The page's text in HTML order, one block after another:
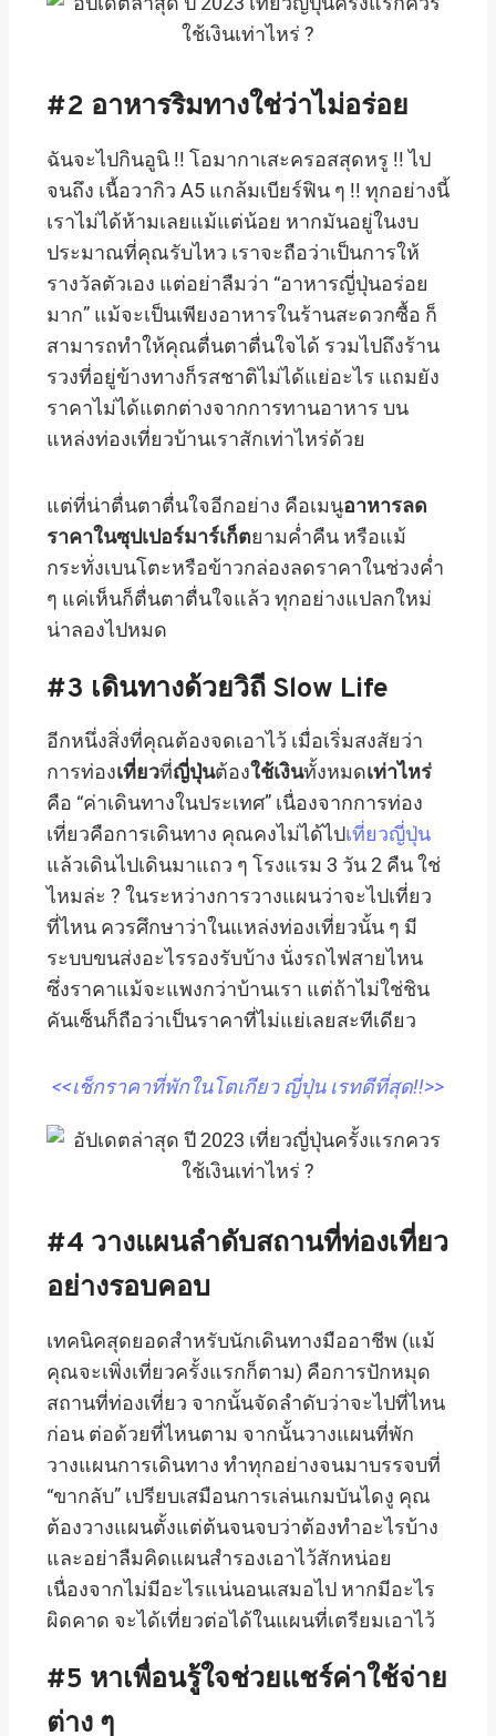
#2 อาหารริมทางใช่ว่าไม่อร่อย
ฉันจะไปกินอูนิ !! โอมากาเสะครอสสุดหรู !! ไป
จนถึง เนื้อวากิว A5 แกล้มเบียร์ฟิน ๆ !! ทุกอย่างนี้
เราไม่ได้ห้ามเลยแม้แต่น้อย หากมันอยู่ในงบ
ประมาณที่คุณรับไหว เราจะถือว่าเป็นการให้
รางวัลตัวเอง แต่อย่าลืมว่า “อาหารญี่ปุ่นอร่อย
มาก” แม้จะเป็นเพียงอาหารในร้านสะดวกซื้อ ก็
สามารถทำให้คุณตื่นตาตื่นใจได้ รวมไปถึงร้าน
รวงที่อยู่ข้างทางก็รสชาติไม่ได้แย่อะไร แถมยัง
ราคาไม่ได้แตกต่างจากการทานอาหาร บน
แหล่งท่องเที่ยวบ้านเราสักเท่าไหร่ด้วย
แต่ที่น่าตื่นตาตื่นใจอีกอย่าง คือเมนูอาหารลด
ราคาในซุปเปอร์มาร์เก็ตยามค่ำคืน หรือแม้
กระทั่งเบนโตะหรือข้าวกล่องลดราคาในช่วงค่ำ
ๆ แค่เห็นก็ตื่นตาตื่นใจแล้ว ทุกอย่างแปลกใหม่
น่าลองไปหมด
#3 เดินทางด้วยวิถี Slow Life
อีกหนึ่งสิ่งที่คุณต้องจดเอาไว้ เมื่อเริ่มสงสัยว่า
การท่องเที่ยวที่ญี่ปุ่นต้องใช้เงินทั้งหมดเท่าไหร่
คือ “ค่าเดินทางในประเทศ” เนื่องจากการท่อง
เที่ยวคือการเดินทาง คุณคงไม่ได้ไปเที่ยวญี่ปุ่น
แล้วเดินไปเดินมาแถว ๆ โรงแรม 3 วัน 2 คืน ใช่
ไหมล่ะ ? ในระหว่างการวางแผนว่าจะไปเที่ยว
ที่ไหน ควรศึกษาว่าในแหล่งท่องเที่ยวนั้น ๆ มี
ระบบขนส่งอะไรรองรับบ้าง นั่งรถไฟสายไหน
ซึ่งราคาแม้จะแพงกว่าบ้านเรา แต่ถ้าไม่ใช่ชิน
คันเซ็นก็ถือว่าเป็นราคาที่ไม่แย่เลยสะทีเดียว
<<เช็กราคาที่พักในโตเกียว ญี่ปุ่น เรทดีที่สุด!!>>
#4 วางแผนลำดับสถานที่ท่องเที่ยว
อย่างรอบคอบ
เทคนิคสุดยอดสำหรับนักเดินทางมืออาชีพ (แม้
คุณจะเพิ่งเที่ยวครั้งแรกก็ตาม) คือการปักหมุด
สถานที่ท่องเที่ยว จากนั้นจัดลำดับว่าจะไปที่ไหน
ก่อน ต่อด้วยที่ไหนตาม จากนั้นวางแผนที่พัก
วางแผนการเดินทาง ทำทุกอย่างจนมาบรรจบที่
“ขากลับ” เปรียบเสมือนการเล่นเกมบันไดงู คุณ
ต้องวางแผนตั้งแต่ต้นจนจบว่าต้องทำอะไรบ้าง
และอย่าลืมคิดแผนสำรองเอาไว้สักหน่อย
เนื่องจากไม่มีอะไรแน่นอนเสมอไป หากมีอะไร
ผิดคาด จะได้เที่ยวต่อได้ในแผนที่เตรียมเอาไว้
#5 หาเพื่อนรู้ใจช่วยแชร์ค่าใช้จ่าย
ต่าง ๆ